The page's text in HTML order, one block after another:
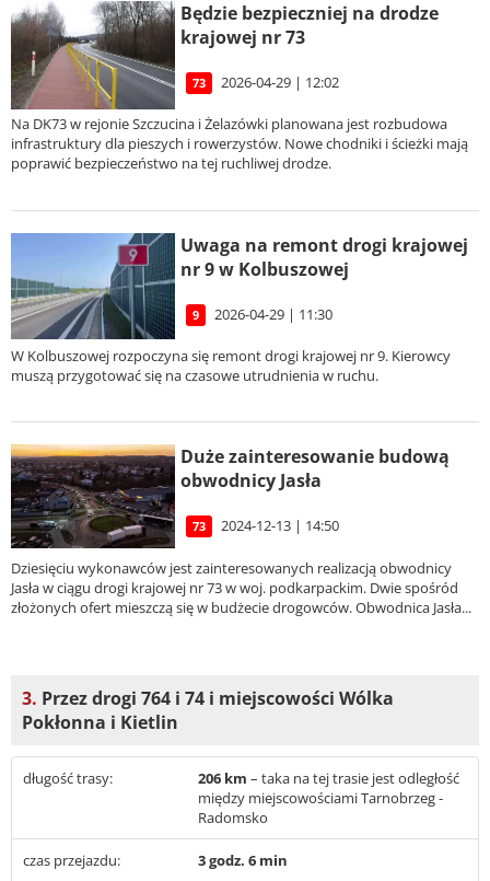
Będzie bezpieczniej na drodze
krajowej nr 73
73 2026-04-29 | 12:02
Na DK73 w rejonie Szczucina i Żelazówki planowana jest rozbudowa
infrastruktury dla pieszych i rowerzystów. Nowe chodniki i ścieżki mają
poprawić bezpieczeństwo na tej ruchliwej drodze.
Uwaga na remont drogi krajowej
nr 9 w Kolbuszowej
9 2026-04-29 | 11:30
W Kolbuszowej rozpoczyna się remont drogi krajowej nr 9. Kierowcy
muszą przygotować się na czasowe utrudnienia w ruchu.
Duże zainteresowanie budową
obwodnicy Jasła
73 2024-12-13 | 14:50
Dziesięciu wykonawców jest zainteresowanych realizacją obwodnicy
Jasła w ciągu drogi krajowej nr 73 w woj. podkarpackim. Dwie spośród
złożonych ofert mieszczą się w budżecie drogowców. Obwodnica Jasła...
3. Przez drogi 764 i 74 i miejscowości Wólka
Pokłonna i Kietlin
długość trasy: 206 km – taka na tej trasie jest odległość
między miejscowościami Tarnobrzeg -
Radomsko
czas przejazdu: 3 godz. 6 min